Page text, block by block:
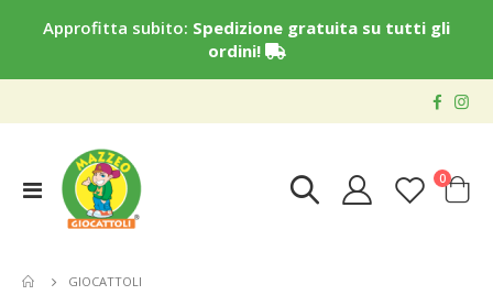
Approfitta subito: Spedizione gratuita su tutti gli
ordini!
Toggle
Nav
Cart
0elementi
GIOCATTOLI